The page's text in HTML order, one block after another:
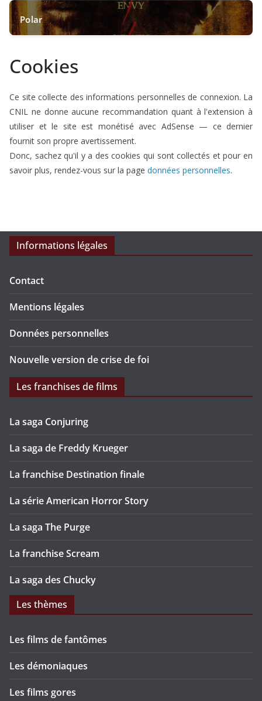
article(s)
Polar
10article(s)
Cookies
Ce site collecte des informations personnelles de connexion. La
CNIL ne donne aucune recommandation quant à l'extension à
utiliser et le site est monétisé avec AdSense — ce dernier
fournit son propre avertissement.
Donc, sachez qu'il y a des cookies qui sont collectés et pour en
savoir plus, rendez-vous sur la page données personnelles.
Informations légales
Contact
Mentions légales
Données personnelles
Nouvelle version de crise de foi
Les franchises de films
La saga Conjuring
La saga de Freddy Krueger
La franchise Destination finale
La série American Horror Story
La saga The Purge
La franchise Scream
La saga des Chucky
Les thèmes
Les films de fantômes
Les démoniaques
Les films gores